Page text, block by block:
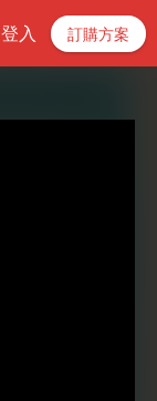
登入 訂購方案